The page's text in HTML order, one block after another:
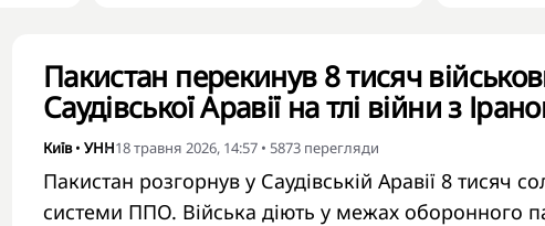
Пакистан перекинув 8 тисяч
Саудівської Аравії на тлі війни з
Київ• УНН18 травня 2026, 14:57 • 5873 перегляди
Пакистан розгорнув у Саудівській Аравії 8 тисяч
системи ППО. Війська діють у межах оборонного